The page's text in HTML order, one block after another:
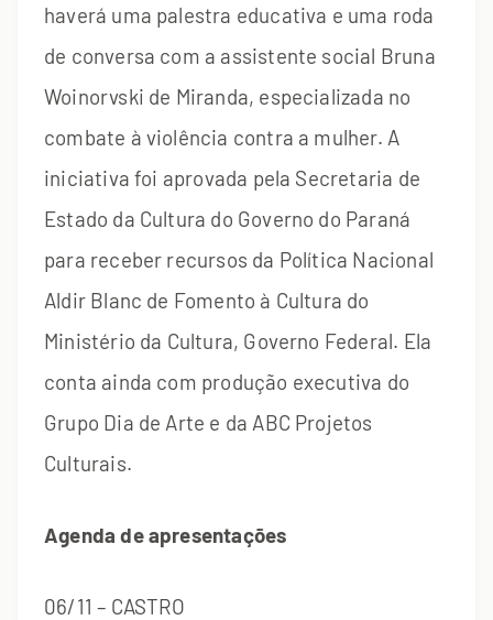
haverá uma palestra educativa e uma roda
de conversa com a assistente social Bruna
Woinorvski de Miranda, especializada no
combate à violência contra a mulher. A
iniciativa foi aprovada pela Secretaria de
Estado da Cultura do Governo do Paraná
para receber recursos da Política Nacional
Aldir Blanc de Fomento à Cultura do
Ministério da Cultura, Governo Federal. Ela
conta ainda com produção executiva do
Grupo Dia de Arte e da ABC Projetos
Culturais.
Agenda de apresentações
06/11 – CASTRO